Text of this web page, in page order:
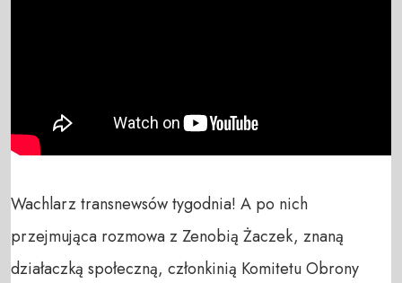
Wachlarz transnewsów tygodnia! A po nich
przejmująca rozmowa z Zenobią Żaczek, znaną
działaczką społeczną, członkinią Komitetu Obrony